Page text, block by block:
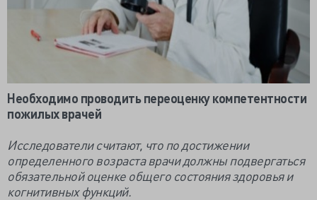
Необходимо проводить переоценку компетентности
пожилых врачей
Исследователи считают, что по достижении
определенного возраста врачи должны подвергаться
обязательной оценке общего состояния здоровья и
когнитивных функций.